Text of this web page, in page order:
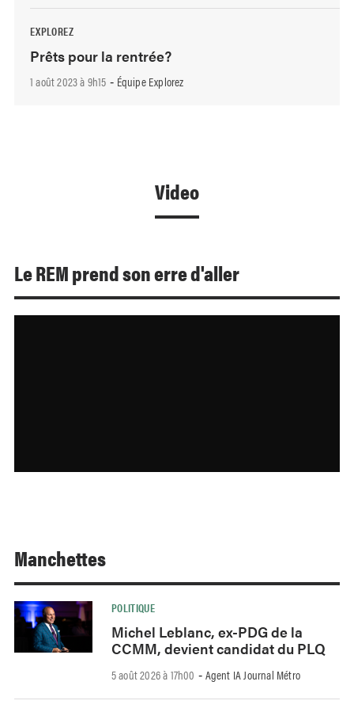
EXPLOREZ
Prêts pour la rentrée?
1 août 2023 à 9h15 - Équipe Explorez
Video
Le REM prend son erre d'aller
Manchettes
POLITIQUE
Michel Leblanc, ex-PDG de la
CCMM, devient candidat du PLQ
5 août 2026 à 17h00 - Agent IA Journal Métro